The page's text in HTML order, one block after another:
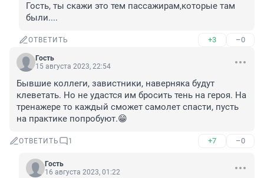
Гость, ты скажи это тем пассажирам,которые там
были....
ОТВЕТИТЬ +3 –0
Гость
15 августа 2023, 22:54
Бывшие коллеги, завистники, наверняка будут
клеветать. Но не удастся им бросить тень на героя. На
тренажере то каждый сможет самолет спасти, пусть
на практике попробуют.😁
ОТВЕТИТЬ 1 +7 –0
Гость
16 августа 2023, 01:22